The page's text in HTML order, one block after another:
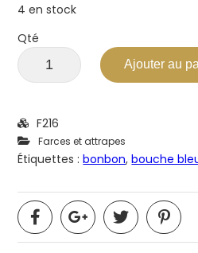
4 en stock
Qté
Ajouter au
F216
Farces et attrapes
Étiquettes :bonbon,bouche